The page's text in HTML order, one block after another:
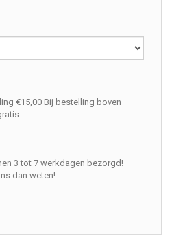
€15,00 Bij bestelling boven
3 tot 7 werkdagen bezorgd!
dan weten!